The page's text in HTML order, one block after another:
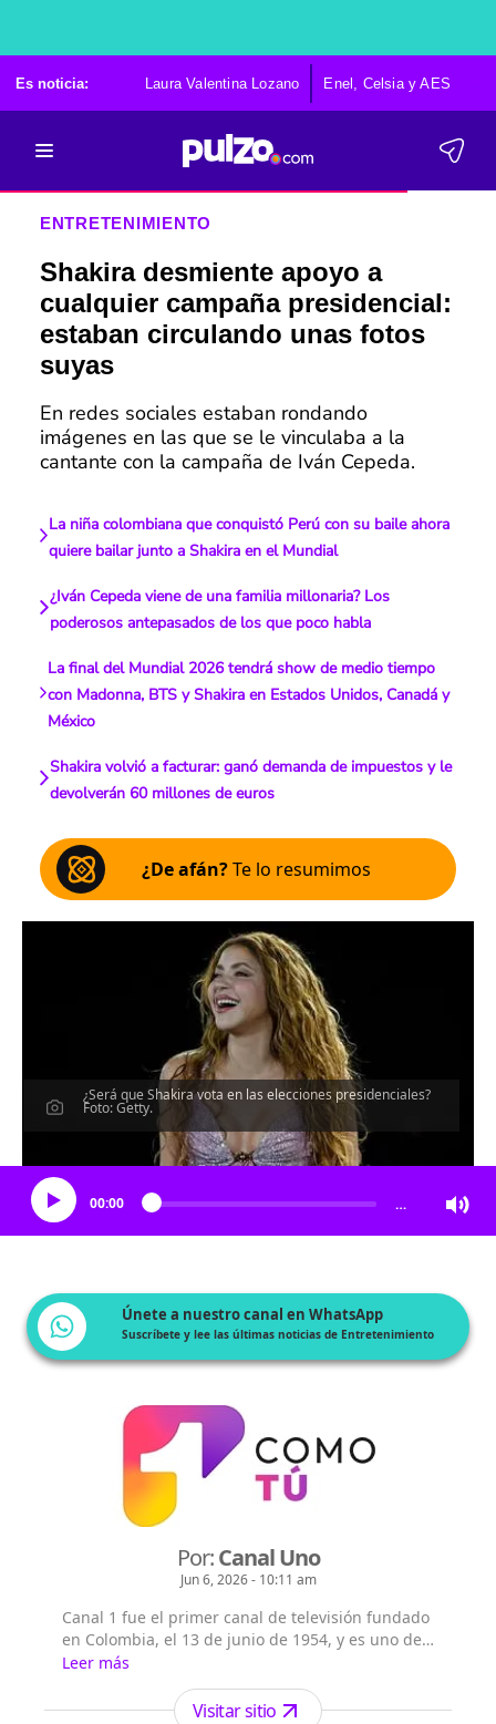
Es noticia: Laura Valentina Lozano Enel, Celsia y AES
ENTRETENIMIENTO
Shakira desmiente apoyo a
cualquier campaña presidencial:
estaban circulando unas fotos
suyas
En redes sociales estaban rondando
imágenes en las que se le vinculaba a la
cantante con la campaña de Iván Cepeda.
La niña colombiana que conquistó Perú con su baile ahora
quiere bailar junto a Shakira en el Mundial
¿Iván Cepeda viene de una familia millonaria? Los
poderosos antepasados de los que poco habla
La final del Mundial 2026 tendrá show de medio tiempo
con Madonna, BTS y Shakira en Estados Unidos, Canadá y
México
Shakira volvió a facturar: ganó demanda de impuestos y le
devolverán 60 millones de euros
¿De afán?Te lo resumimos
¿Será que Shakira vota en las elecciones presidenciales?
Foto: Getty.
Escucha el artículo
00:00 …
Únete a nuestro canal en WhatsApp
Suscríbete y lee las últimas noticias de Entretenimiento
Por:Canal Uno
Jun 6, 2026 - 10:11 am
Canal 1 fue el primer canal de televisión fundado
en Colombia, el 13 de junio de 1954, y es uno de
los tres canales de televisión abierta que llega de
forma gratuita a todo el territorio nacional.n
Leer más
Visitar sitio